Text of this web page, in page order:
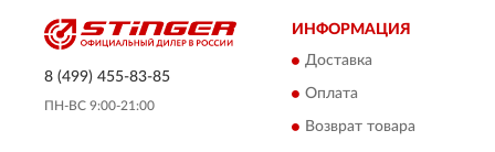
8 (499) 455-83-85
ПН-ВС 9:00-21:00
ИНФОРМАЦИЯ
Доставка
Оплата
Возврат товара